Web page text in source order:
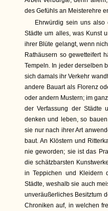
des Gefühls an Meisterehre
Ehrwürdig sein uns
Städte um alles, was Kunst
ihrer Blüte gelangt, wenn
Rathäusern so gewetteifert
Tempeln. In jeder derselben
sich damals ihr Verkehr
andere Bauart als Florenz
oder andern Mustern; im
der Verfassung der Städte
denken und leben, so
sie nur nach ihrer Art
baut. An Klöstern und
nie geworden; sie ist das
die schätzbarsten
in Teppichen und Kleidern
Städte, weshalb sie auch
unveräußerliches Besitztum
Chroniken auf, in welchen